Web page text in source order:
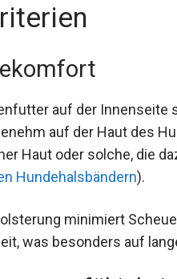
auf der Innenseite
auf der Haut des
Haut oder solche, die
Hundehalsbändern).
minimiert
was besonders auf